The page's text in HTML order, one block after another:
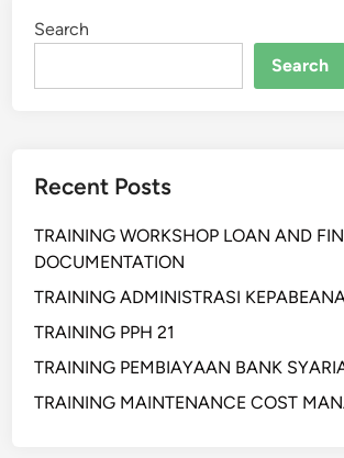
Search
Search
Recent Posts
TRAINING WORKSHOP LOAN AND
DOCUMENTATION
TRAINING ADMINISTRASI
TRAINING PPH 21
TRAINING PEMBIAYAAN BANK
TRAINING MAINTENANCE COST